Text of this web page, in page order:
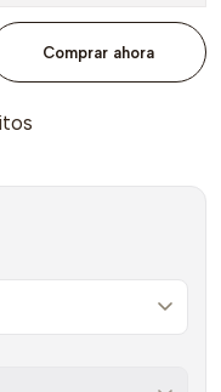
Comprar ahora